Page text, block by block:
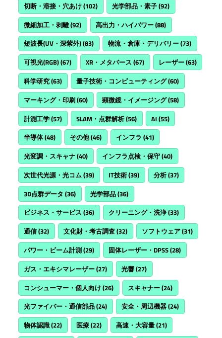
切断・溶接・穴あけ(102) 光学部品・素子(92)
微細加工・剥離(92) 高出力・ハイパワー(88)
短波長(UV・深紫外)(83) 物流・倉庫・デリバリー(73)
可視光(RGB)(67) XR・メタバース (67) レーザー(63)
科学研究(63) 量子技術・コンピューティング(60)
マーキング・印刷(60) 顕微鏡・イメージング(58)
計測工学(57) SLAM・点群解析(56) AI (55)
半導体(48) その他(46) インフラ (41)
光変調・スキャナ(40) インフラ点検・保守(40)
次世代光源・光コム(39) IT技術(39) 分析(37)
3D点群データ (36) 光学部品(36)
ビジネス・サービス (36) クリーニング・洗浄(33)
通信(32) 文化財・考古調査(32) ソフトウェア(31)
パワー・ビーム計測(29) 固体レーザー・DPSS(28)
ガス・エキシマレーザー(27) 光響(27)
コンシューマー・個人向け(26) スキャナー(24)
光ファイバー・通信部品(24) 安全・周辺機器(24)
物体認識(22) 医療(22) 高速・大容量(21)